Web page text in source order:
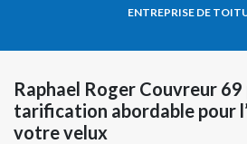
ENTREPRISE DE
Raphael Roger Couvreur
tarification abordable pour
votre velux